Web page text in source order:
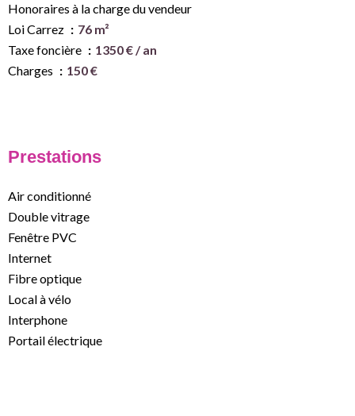
Honoraires à la charge du vendeur
Loi Carrez
76 m²
Taxe foncière
1350 € / an
Charges
150 €
Prestations
Air conditionné
Double vitrage
Fenêtre PVC
Internet
Fibre optique
Local à vélo
Interphone
Portail électrique